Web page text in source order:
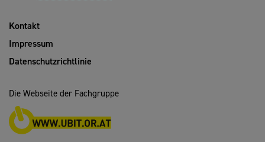
Kontakt
Impressum
Datenschutzrichtlinie
Die Webseite der Fachgruppe